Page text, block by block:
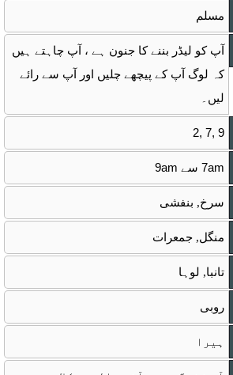
مسلم
آپ کو لیڈر بننے کا جنون ہے ، آپ چاہتے ہیں
کہ لوگ آپ کے پیچھے چلیں اور آپ سے رائے
لیں۔
2, 7, 9
7am سے 9am
سرخ, بنفشی
منگل, جمعرات
تانبا, لوہا
روبی
ہیرا